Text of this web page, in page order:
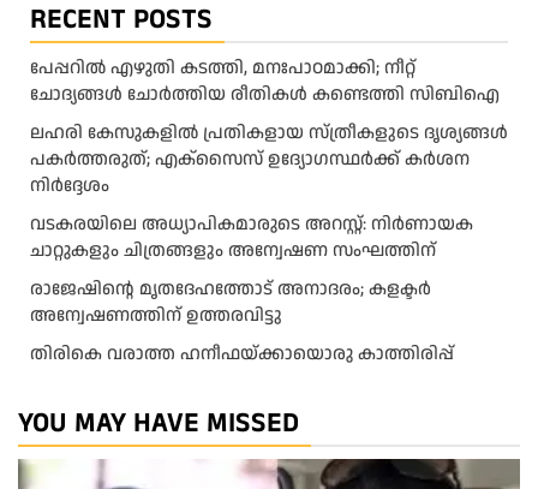
RECENT POSTS
പേപ്പറിൽ എഴുതി കടത്തി, മനഃപാഠമാക്കി; നീറ്റ്
ചോദ്യങ്ങൾ ചോർത്തിയ രീതികൾ കണ്ടെത്തി സിബിഐ
ലഹരി കേസുകളിൽ പ്രതികളായ സ്ത്രീകളുടെ ദൃശ്യങ്ങൾ
പകർത്തരുത്; എക്‌സൈസ് ഉദ്യോഗസ്ഥർക്ക് കർശന
നിർദ്ദേശം
വടകരയിലെ അധ്യാപികമാരുടെ അറസ്റ്റ്: നിർണായക
ചാറ്റുകളും ചിത്രങ്ങളും അന്വേഷണ സംഘത്തിന്
രാജേഷിന്റെ മൃതദേഹത്തോട് അനാദരം; കളക്ടർ
അന്വേഷണത്തിന് ഉത്തരവിട്ടു
തിരികെ വരാത്ത ഹനീഫയ്ക്കായൊരു കാത്തിരിപ്പ്
YOU MAY HAVE MISSED